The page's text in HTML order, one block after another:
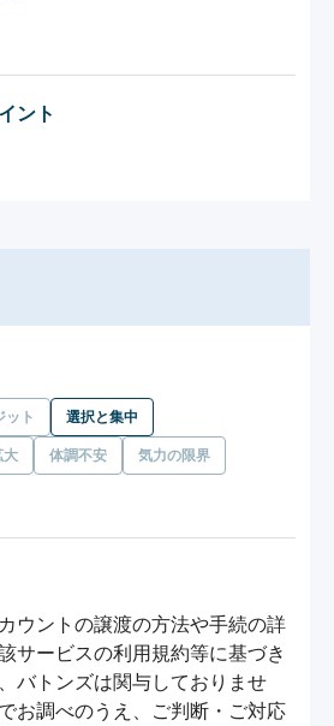
ント
ット 選択と集中
大 体調不安 気力の限界
ウントの譲渡の方法や手続の詳
サービスの利用規約等に基づき
バトンズは関与しておりませ
お調べのうえ、ご判断・ご対応